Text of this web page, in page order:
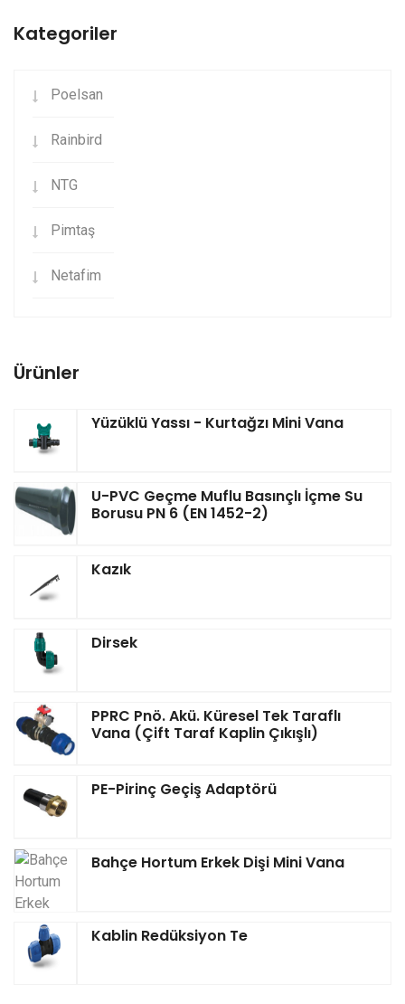
Kategoriler
Poelsan
Rainbird
NTG
Pimtaş
Netafim
Ürünler
Yüzüklü Yassı - Kurtağzı Mini Vana
U-PVC Geçme Muflu Basınçlı İçme Su
Borusu PN 6 (EN 1452-2)
Kazık
Dirsek
PPRC Pnö. Akü. Küresel Tek Taraflı
Vana (Çift Taraf Kaplin Çıkışlı)
PE-Pirinç Geçiş Adaptörü
Bahçe Hortum Erkek Dişi Mini Vana
Kablin Redüksiyon Te